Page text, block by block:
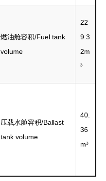
燃油舱容积/Fuel tank
volume
22
9.3
2m
³
压载水舱容积/Ballast
tank volume
40.
36
m³